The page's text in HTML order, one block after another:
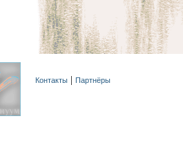
Контакты Партнёры